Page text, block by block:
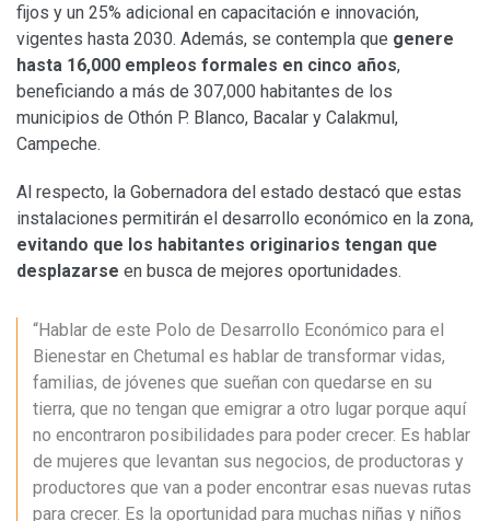
fijos y un 25% adicional en capacitación e innovación,
vigentes hasta 2030. Además, se contempla que genere
hasta 16,000 empleos formales en cinco años,
beneficiando a más de 307,000 habitantes de los
municipios de Othón P. Blanco, Bacalar y Calakmul,
Campeche.
Al respecto, la Gobernadora del estado destacó que estas
instalaciones permitirán el desarrollo económico en la zona,
evitando que los habitantes originarios tengan que
desplazarse en busca de mejores oportunidades.
“Hablar de este Polo de Desarrollo Económico para el
Bienestar en Chetumal es hablar de transformar vidas,
familias, de jóvenes que sueñan con quedarse en su
tierra, que no tengan que emigrar a otro lugar porque aquí
no encontraron posibilidades para poder crecer. Es hablar
de mujeres que levantan sus negocios, de productoras y
productores que van a poder encontrar esas nuevas rutas
para crecer. Es la oportunidad para muchas niñas y niños